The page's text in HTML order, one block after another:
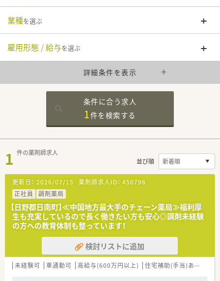
業種を選ぶ
雇用形態 / 給与を選ぶ
詳細条件を表示
条件に合う求人
1件を検索する
1 件の薬剤師求人
並び順
更新日： 2026/07/15 薬剤師求人ID： 450796
正社員
調剤薬局
【日野郡日南町】≪中国地方最大手のチェーン薬局≫福利厚
生も充実しているので長く働きたい方も安心◎調剤未経験
の方への教育体制も整っています！
検討リストに追加
未経験可 車通勤可 高給与(600万円以上) 住宅補助(手当)あり